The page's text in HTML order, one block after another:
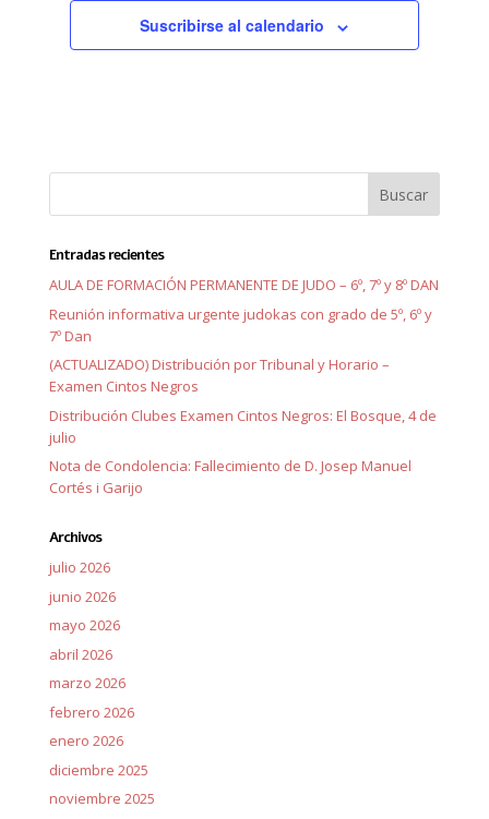
Suscribirse al calendario
Entradas recientes
AULA DE FORMACIÓN PERMANENTE DE JUDO – 6º, 7º y 8º DAN
Reunión informativa urgente judokas con grado de 5º, 6º y
7º Dan
(ACTUALIZADO) Distribución por Tribunal y Horario –
Examen Cintos Negros
Distribución Clubes Examen Cintos Negros: El Bosque, 4 de
julio
Nota de Condolencia: Fallecimiento de D. Josep Manuel
Cortés i Garijo
Archivos
julio 2026
junio 2026
mayo 2026
abril 2026
marzo 2026
febrero 2026
enero 2026
diciembre 2025
noviembre 2025